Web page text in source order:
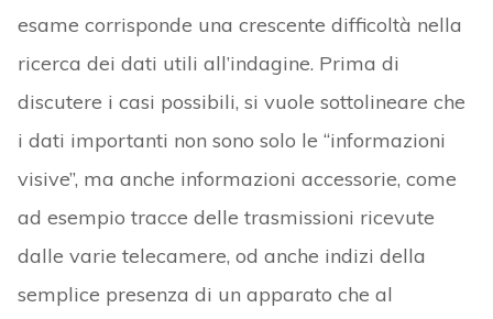
esame corrisponde una crescente difficoltà nella
ricerca dei dati utili all’indagine. Prima di
discutere i casi possibili, si vuole sottolineare che
i dati importanti non sono solo le “informazioni
visive”, ma anche informazioni accessorie, come
ad esempio tracce delle trasmissioni ricevute
dalle varie telecamere, od anche indizi della
semplice presenza di un apparato che al